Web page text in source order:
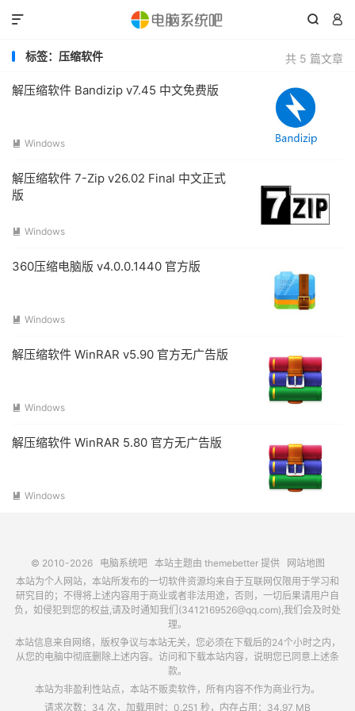
 

共 5 篇文章
标签：压缩软件
解压缩软件 Bandizip v7.45 中文免费版
 Windows
解压缩软件 7-Zip v26.02 Final 中文正式
版
 Windows
360压缩电脑版 v4.0.0.1440 官方版
 Windows
解压缩软件 WinRAR v5.90 官方无广告版
 Windows
解压缩软件 WinRAR 5.80 官方无广告版
 Windows
© 2010-2026 电脑系统吧本站主题由 themebetter提供
网站地图
本站为个人网站，本站所发布的一切软件资源均来自于互联网仅限用于学习和
研究目的；不得将上述内容用于商业或者非法用途，否则，一切后果请用户自
负，如侵犯到您的权益,请及时通知我们(3412169526@qq.com),我们会及时处
理。
本站信息来自网络，版权争议与本站无关，您必须在下载后的24个小时之内，
从您的电脑中彻底删除上述内容。访问和下载本站内容，说明您已同意上述条
款。
本站为非盈利性站点，本站不贩卖软件，所有内容不作为商业行为。
请求次数：34 次，加载用时：0.251 秒，内存占用：34.97 MB